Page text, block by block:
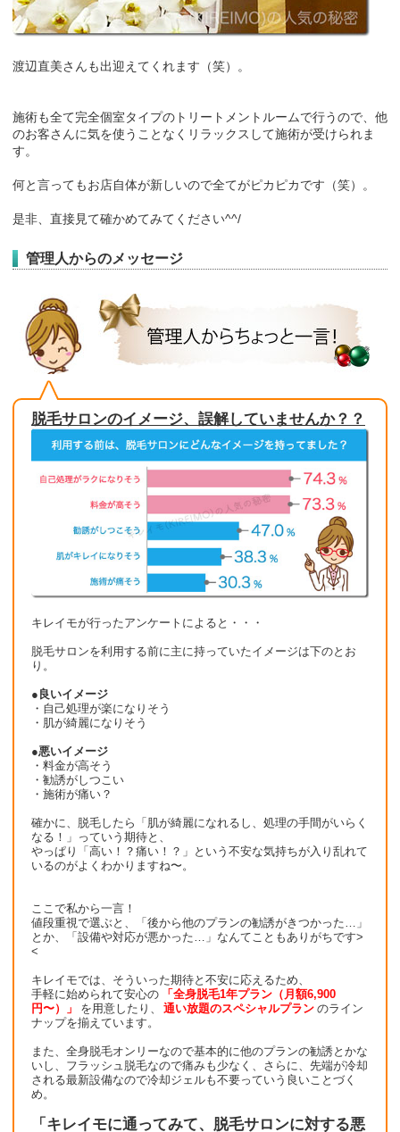
渡辺直美さんも出迎えてくれます（笑）。
施術も全て完全個室タイプのトリートメントルームで行うので、他
のお客さんに気を使うことなくリラックスして施術が受けられま
す。
何と言ってもお店自体が新しいので全てがピカピカです（笑）。
是非、直接見て確かめてみてください^^/
管理人からのメッセージ
脱毛サロンのイメージ、誤解していませんか？？
キレイモが行ったアンケートによると・・・
脱毛サロンを利用する前に主に持っていたイメージは下のとお
り。
●良いイメージ
・自己処理が楽になりそう
・肌が綺麗になりそう
●悪いイメージ
・料金が高そう
・勧誘がしつこい
・施術が痛い？
確かに、脱毛したら「肌が綺麗になれるし、処理の手間がいらく
なる！」っていう期待と、
やっぱり「高い！？痛い！？」という不安な気持ちが入り乱れて
いるのがよくわかりますね〜。
ここで私から一言！
値段重視で選ぶと、「後から他のプランの勧誘がきつかった…」
とか、「設備や対応が悪かった…」なんてこともありがちです>
<
キレイモでは、そういった期待と不安に応えるため、
手軽に始められて安心の
「全身脱毛1年プラン（月額6,900
円〜）」
を用意したり、 通い放題のスペシャルプラン のライン
ナップを揃えています。
また、全身脱毛オンリーなので基本的に他のプランの勧誘とかな
いし、フラッシュ脱毛なので痛みも少なく、さらに、先端が冷却
される最新設備なので冷却ジェルも不要っていう良いことづく
め。
「キレイモに通ってみて、脱毛サロンに対する悪